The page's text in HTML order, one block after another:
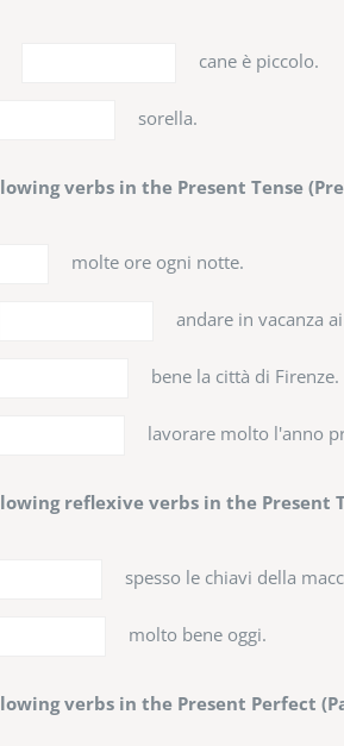
cane è piccolo.
sorella.
verbs in the Present Tense
molte ore ogni notte.
andare in vacanza
bene la città di Firenze.
lavorare molto l'anno
reflexive verbs in the Present
spesso le chiavi della
molto bene oggi.
verbs in the Present Perfect